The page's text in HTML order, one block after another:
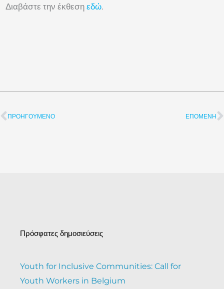
Διαβάστε την έκθεση εδώ.
Προηγ.
ΠΡΟΗΓΟΎΜΕΝΟ ΕΠΌΜΕΝΗ
Πρόσφατες δημοσιεύσεις
Youth for Inclusive Communities: Call for
Youth Workers in Belgium